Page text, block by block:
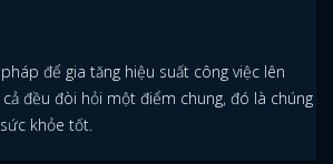
để gia tăng hiệu suất công việc lên
đều đòi hỏi một điểm chung, đó là chúng
khỏe tốt.